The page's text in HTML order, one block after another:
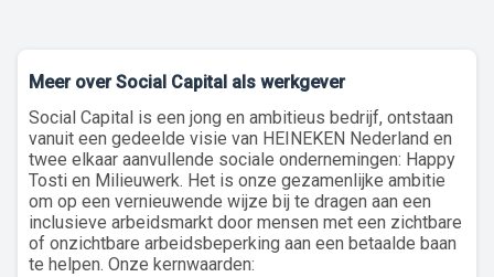
Meer over Social Capital als werkgever
Social Capital is een jong en ambitieus bedrijf, ontstaan
vanuit een gedeelde visie van HEINEKEN Nederland en
twee elkaar aanvullende sociale ondernemingen: Happy
Tosti en Milieuwerk. Het is onze gezamenlijke ambitie
om op een vernieuwende wijze bij te dragen aan een
inclusieve arbeidsmarkt door mensen met een zichtbare
of onzichtbare arbeidsbeperking aan een betaalde baan
te helpen. Onze kernwaarden: